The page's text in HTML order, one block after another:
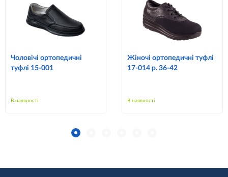
Чоловічі ортопедичні
туфлі 15-001
В наявності
Жіночі ортопедичні туфлі
17-014 р. 36-42
В наявності